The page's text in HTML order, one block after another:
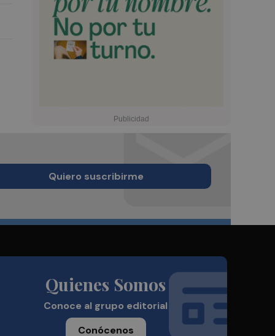
Quiero suscribirme
Quienes Somos
Conoce al grupo editorial
Conócenos